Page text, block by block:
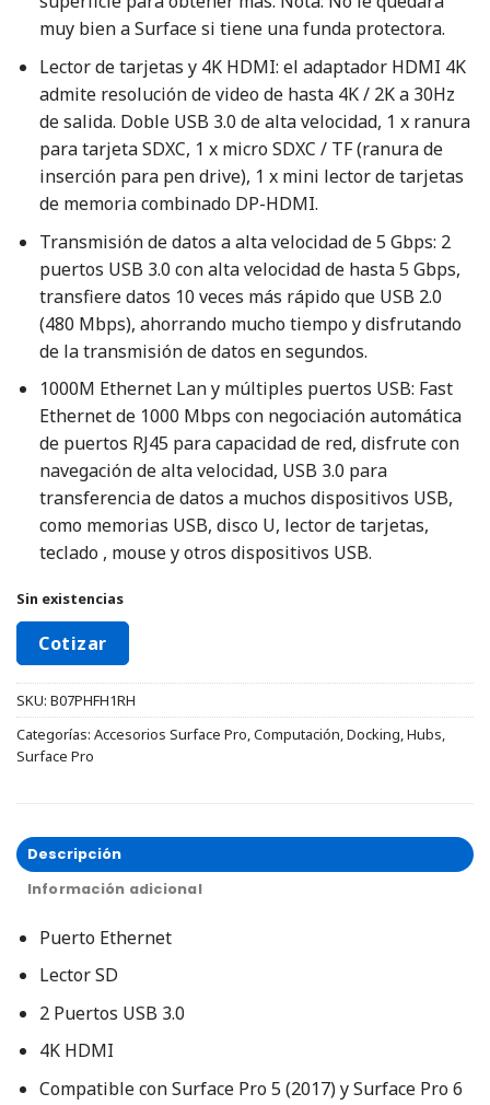
muy bien a Surface si tiene una funda protectora.
Lector de tarjetas y 4K HDMI: el adaptador HDMI 4K
admite resolución de video de hasta 4K / 2K a 30Hz
de salida. Doble USB 3.0 de alta velocidad, 1 x ranura
para tarjeta SDXC, 1 x micro SDXC / TF (ranura de
inserción para pen drive), 1 x mini lector de tarjetas
de memoria combinado DP-HDMI.
Transmisión de datos a alta velocidad de 5 Gbps: 2
puertos USB 3.0 con alta velocidad de hasta 5 Gbps,
transfiere datos 10 veces más rápido que USB 2.0
(480 Mbps), ahorrando mucho tiempo y disfrutando
de la transmisión de datos en segundos.
1000M Ethernet Lan y múltiples puertos USB: Fast
Ethernet de 1000 Mbps con negociación automática
de puertos RJ45 para capacidad de red, disfrute con
navegación de alta velocidad, USB 3.0 para
transferencia de datos a muchos dispositivos USB,
como memorias USB, disco U, lector de tarjetas,
teclado , mouse y otros dispositivos USB.
Sin existencias
Cotizar
SKU: B07PHFH1RH
Categorías: Accesorios Surface Pro,Computación,Docking,Hubs,
Surface Pro
Descripción
Información adicional
Puerto Ethernet
Lector SD
2 Puertos USB 3.0
4K HDMI
Compatible con Surface Pro 5 (2017) y Surface Pro 6